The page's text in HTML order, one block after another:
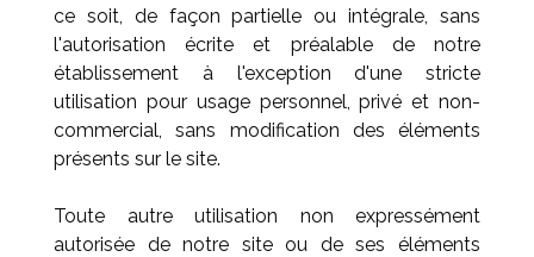
ce soit, de façon partielle ou intégrale, sans
l'autorisation écrite et préalable de notre
établissement à l'exception d'une stricte
utilisation pour usage personnel, privé et non-
commercial, sans modification des éléments
présents sur le site.
Toute autre utilisation non expressément
autorisée de notre site ou de ses éléments